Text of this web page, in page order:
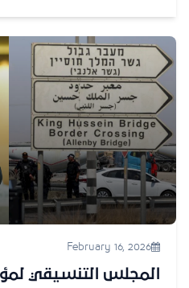
February 16, 2026
المجلس التنسيقي